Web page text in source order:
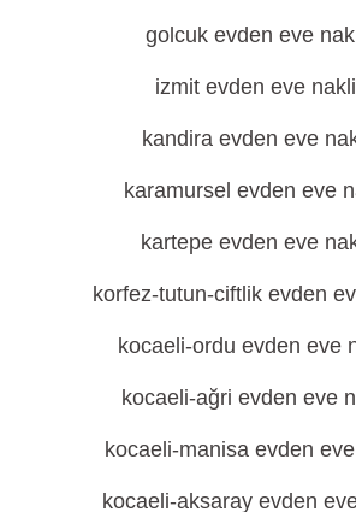
golcuk evden eve
izmit evden eve
kandira evden eve
karamursel evden eve
kartepe evden eve
korfez-tutun-ciftlik evden
kocaeli-ordu evden eve
kocaeli-ağri evden eve
kocaeli-manisa evden
kocaeli-aksaray evden